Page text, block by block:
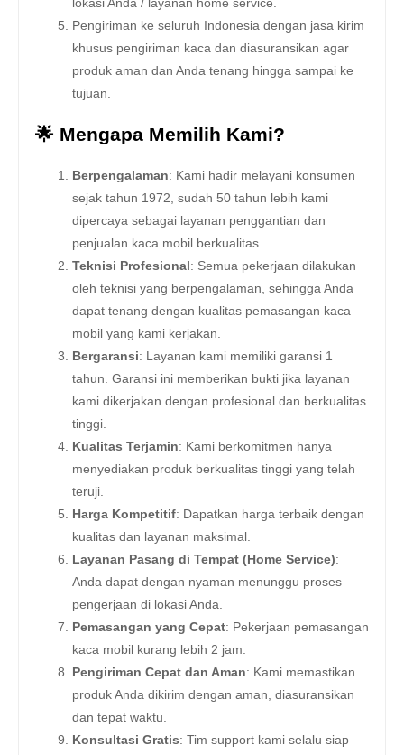
lokasi Anda / layanan home service.
Pengiriman ke seluruh Indonesia dengan jasa kirim
khusus pengiriman kaca dan diasuransikan agar
produk aman dan Anda tenang hingga sampai ke
tujuan.
🌟 Mengapa Memilih Kami?
Berpengalaman: Kami hadir melayani konsumen
sejak tahun 1972, sudah 50 tahun lebih kami
dipercaya sebagai layanan penggantian dan
penjualan kaca mobil berkualitas.
Teknisi Profesional : Semua pekerjaan dilakukan
oleh teknisi yang berpengalaman, sehingga Anda
dapat tenang dengan kualitas pemasangan kaca
mobil yang kami kerjakan.
Bergaransi: Layanan kami memiliki garansi 1
tahun. Garansi ini memberikan bukti jika layanan
kami dikerjakan dengan profesional dan berkualitas
tinggi.
Kualitas Terjamin: Kami berkomitmen hanya
menyediakan produk berkualitas tinggi yang telah
teruji.
Harga Kompetitif: Dapatkan harga terbaik dengan
kualitas dan layanan maksimal.
Layanan Pasang di Tempat (Home Service):
Anda dapat dengan nyaman menunggu proses
pengerjaan di lokasi Anda.
Pemasangan yang Cepat: Pekerjaan pemasangan
kaca mobil kurang lebih 2 jam.
Pengiriman Cepat dan Aman: Kami memastikan
produk Anda dikirim dengan aman, diasuransikan
dan tepat waktu.
Konsultasi Gratis: Tim support kami selalu siap